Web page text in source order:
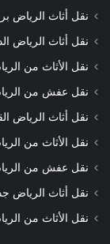
نقل أثاث الرياض
نقل أثاث الرياض
نقل الأثاث من
نقل عفش من
نقل أثاث الرياض
نقل الأثاث من
نقل عفش من
نقل أثاث الرياض
نقل الأثاث من